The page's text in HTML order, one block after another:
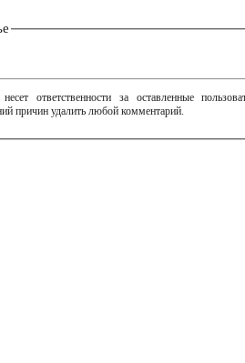
ответственности за оставленные
причин удалить любой комментарий.